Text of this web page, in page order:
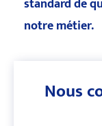
standard de
notre métier.
Nous